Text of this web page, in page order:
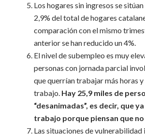
Los hogares sin ingresos se
2,9% del total de hogares
comparación con el mismo
anterior se han reducido un 4%.
El nivel de subempleo es muy
personas con jornada parcial
que querrían trabajar más horas
trabajo. Hay 25,9 miles de
“desanimadas”, es decir, que
trabajo porque piensan que
Las situaciones de vulnerabilidad